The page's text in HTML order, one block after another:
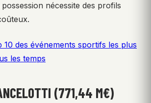
nécessite des profils
10 des événements sportifs les plus
les temps
(771,44 M€)